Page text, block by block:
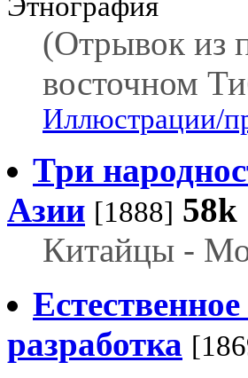
Этнография
(Отрывок из
восточном
Иллюстрации/
Три
Азии [1888] 58k
Китайцы -
разработка